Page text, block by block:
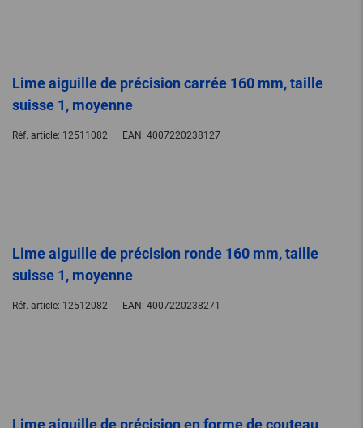
Lime aiguille de précision carrée 160 mm, taille
suisse 1, moyenne
Réf. article: 12511082 EAN: 4007220238127
Lime aiguille de précision ronde 160 mm, taille
suisse 1, moyenne
Réf. article: 12512082 EAN: 4007220238271
Lime aiguille de précision en forme de couteau